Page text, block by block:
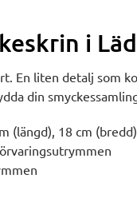
i
En liten detalj som
din
(längd), 18 cm